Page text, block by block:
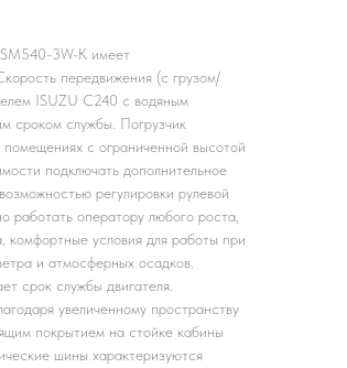
3W-K имеет
передвижения (с грузом/
ISUZU C240 с водяным
сроком службы. Погрузчик
с ограниченной высотой
подключать дополнительное
регулировки рулевой
работать оператору любого роста,
комфортные условия для работы при
и атмосферных осадков.
срок службы двигателя.
увеличенному пространству
покрытием на стойке кабины
шины характеризуются